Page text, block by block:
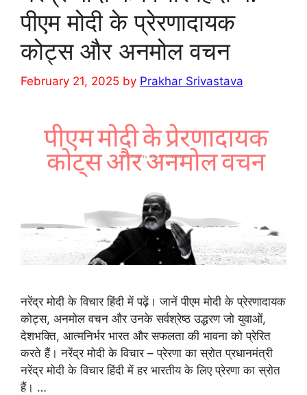
पीएम मोदी के प्रेरणादायक
कोट्स और अनमोल वचन
February 21, 2025 by Prakhar Srivastava
नरेंद्र मोदी के विचार हिंदी में पढ़ें। जानें पीएम मोदी के प्रेरणादायक
कोट्स, अनमोल वचन और उनके सर्वश्रेष्ठ उद्धरण जो युवाओं,
देशभक्ति, आत्मनिर्भर भारत और सफलता की भावना को प्रेरित
करते हैं। नरेंद्र मोदी के विचार – प्रेरणा का स्रोत प्रधानमंत्री
नरेंद्र मोदी के विचार हिंदी में हर भारतीय के लिए प्रेरणा का स्रोत
हैं। …